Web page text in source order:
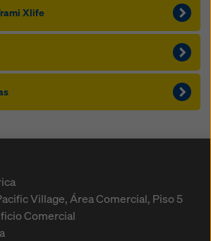
Xlife
Village, Área Comercial, Piso 5
Comercial